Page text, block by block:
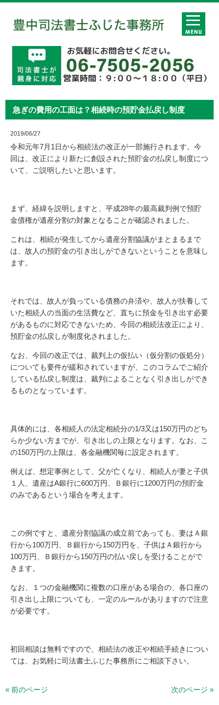
急ぎの費用の工面は？相続時の預貯金払戻し制度
2019/06/27
令和元年7月1日から相続法の改正が一部施行されます。今
回は、改正により新たに創設された預貯金の払戻し制度につ
いて、ご説明したいと思います。
まず、経緯を説明しますと、平成28年の最高裁判例で預貯
金債権が遺産分割の対象となることが確認されました。
これは、相続が発生してから遺産分割協議がまとまるまで
は、故人の預貯金の引き出しができないということを意味し
ます。
それでは、故人が負っている債務の弁済や、故人が扶養して
いた相続人の当面の生活費など、直ちに預金を引き出す必要
があるものに対応できないため、今回の相続法改正により、
預貯金の払戻しが制度化されました。
なお、今回の改正では、裁判上の仮払い（仮分割の仮処分）
についても要件が緩和されていますが、このコラムでご紹介
している払戻し制度は、裁判によることなく引き出しができ
るものとなっています。
具体的には、各相続人の法定相続分の1/3又は150万円のどち
らか少ない方までが、引き出しの上限となります。なお、こ
の150万円の上限は、各金融機関毎に設定されます。
例えば、想定事例として、父が亡くなり、相続人が妻と子供
１人、遺産はA銀行に600万円、Ｂ銀行に1200万円の預貯金
のみであるという場合を考えます。
この例ですと、遺産分割協議の成立前であっても、妻はＡ銀
行から100万円、Ｂ銀行から150万円を、子供はＡ銀行から
100万円、Ｂ銀行から150万円の払い戻しを受けることがで
きます。
なお、１つの金融機関に複数の口座がある場合の、各口座の
引き出し上限についても、一定のルールがありますので注意
が必要です。
初回相談は無料ですので、相続法の改正や相続手続きについ
ては、お気軽に司法書士ふじた事務所にご相談下さい。
« 前のページ 次のページ »